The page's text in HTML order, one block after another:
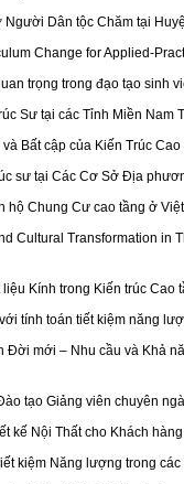
Người Dân tộc Chăm tại
Change for Applied-
trọng trong đạo tạo sinh
Sư tại các Tỉnh Miền Nam
Bất cập của Kiến Trúc
sư tại Các Cơ Sở Địa
hộ Chung Cư cao tầng ở
Cultural Transformation in
Kính trong Kiến trúc Cao
tính toán tiết kiệm năng
Đời mới – Nhu cầu và Khả
tạo Giảng viên chuyên
kế Nội Thất cho Khách hàng
kiệm Năng lượng trong